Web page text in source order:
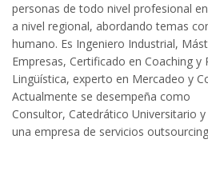
personas de todo nivel profesional
a nivel regional, abordandotemas
humano. Es Ingeniero Industrial,
Empresas, Certificado en Coaching y
Lingüística, experto en Mercadeo y
Actualmente se desempeña como
Consultor, Catedrático Universitario
una empresa de servicios outsourcing